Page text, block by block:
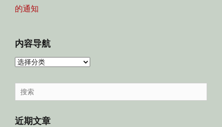
的通知
内容导航
内
导
航
Search
for:
近期文章